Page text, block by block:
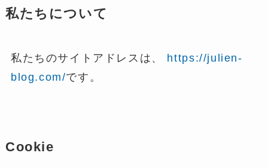
私たちについて
私たちのサイトアドレスは、
https://julien-
blog.com/です。
Cookie